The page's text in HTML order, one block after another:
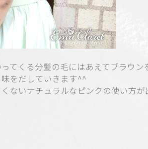
てくる分髪の毛にはあえてブラウン
をだしていきます^^
ないナチュラルなピンクの使い方が